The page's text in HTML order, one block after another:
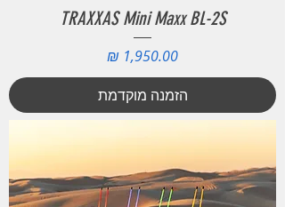
TRAXXAS Mini Maxx BL-2S
מחיר
הזמנה מוקדמת